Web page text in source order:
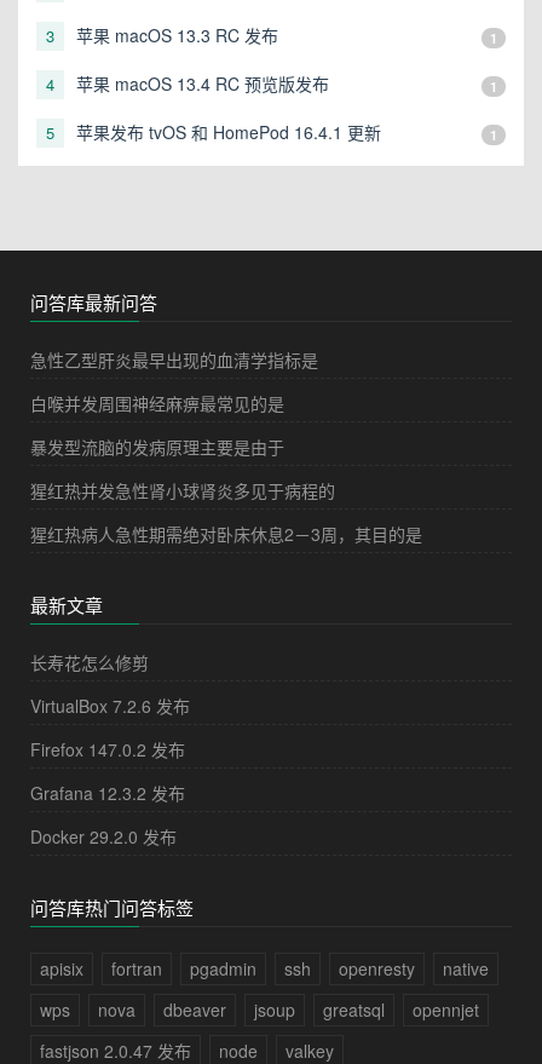
3 苹果 macOS 13.3 RC 发布 1
4 苹果 macOS 13.4 RC 预览版发布 1
5 苹果发布 tvOS 和 HomePod 16.4.1 更新 1
问答库最新问答
急性乙型肝炎最早出现的血清学指标是
白喉并发周围神经麻痹最常见的是
暴发型流脑的发病原理主要是由于
猩红热并发急性肾小球肾炎多见于病程的
猩红热病人急性期需绝对卧床休息2－3周，其目的是
最新文章
长寿花怎么修剪
VirtualBox 7.2.6 发布
Firefox 147.0.2 发布
Grafana 12.3.2 发布
Docker 29.2.0 发布
问答库热门问答标签
apisix fortran pgadmin ssh openresty
native
wps
nova dbeaver jsoup greatsql
opennjet
fastjson 2.0.47 发布
node valkey